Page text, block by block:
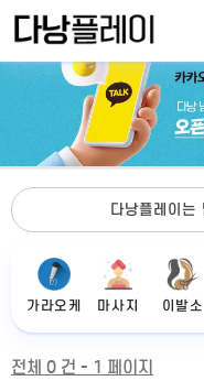
다낭플레이는
가라오케 마사지 이발소
전체 0 건 - 1 페이지